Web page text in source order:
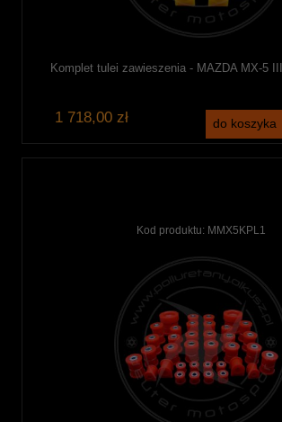
Komplet tulei zawieszenia - MAZDA MX-5
1 718,00 zł do koszyka
Kod produktu: MMX5KPL1